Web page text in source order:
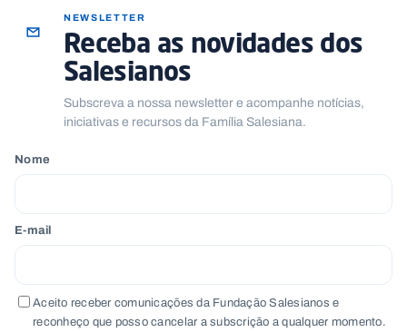
NEWSLETTER
Receba as novidades dos
Salesianos
Subscreva a nossa newsletter e acompanhe notícias,
iniciativas e recursos da Família Salesiana.
Nome
E-mail
Aceito receber comunicações da Fundação Salesianos e
reconheço que posso cancelar a subscrição a qualquer momento.